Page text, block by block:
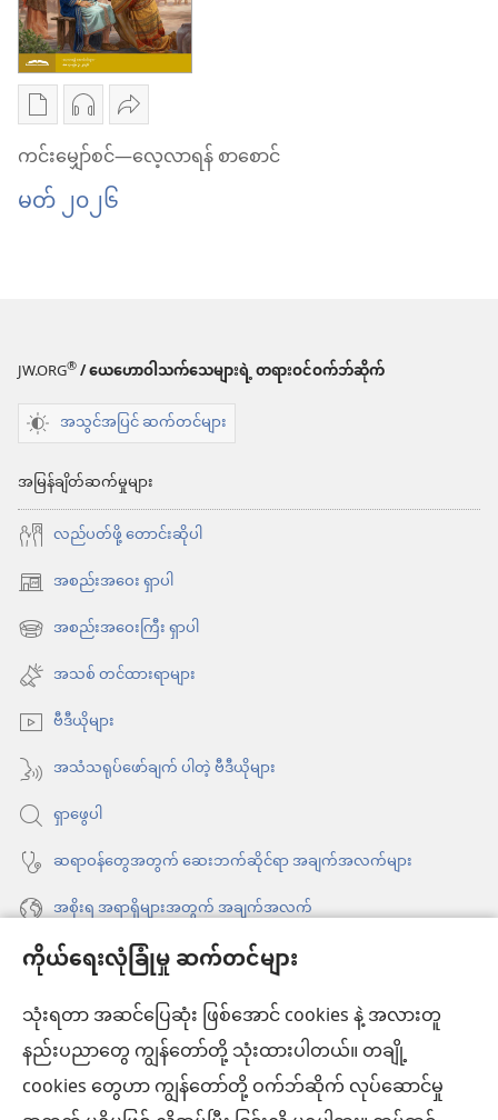
ကိုယ်ရေးလုံခြုံမှု ဆက်တင်များ
သုံးရတာ အဆင်ပြေဆုံး ဖြစ်အောင် cookies နဲ့ အလားတူ
နည်းပညာတွေ ကျွန်တော်တို့ သုံးထားပါတယ်။ တချို့
cookies တွေဟာ ကျွန်တော်တို့ ဝက်ဘ်ဆိုက် လုပ်ဆောင်မှု
မျှော်စင်
—
လေ့လာ
ရန်
စာစောင်
ဧပြီ ၂၀၂၆
ကင်း
မျှော်စင်
—
လေ့လာ
ရန်
စာစောင်
စာပေ
ကူး
ယူ
များ
ကင်း
မျှော်စင်
—
လေ့လာ
ရန်
စာစောင်
မတ် ၂၀၂၆
အသံ
ဖိုင်
ကူး
ယူ
စရာ
များ
ကင်း
မျှော်စင်
—
လေ့လာ
ရန်
စာစောင်
မတ် ၂၀၂၆
ဝေမျှ
ပါ
စာစောင်
မတ် ၂၀၂၆
ကင်းမျှော်စင်—လေ့လာရန် စာစောင်
မတ် ၂၀၂၆
JW.ORG®/ ယေဟောဝါသက်သေများရဲ့ တရားဝင်ဝက်ဘ်ဆိုက်
အသွင်အပြင် ဆက်တင်များ
အမြန်ချိတ်ဆက်မှုများ
လည်ပတ်ဖို့ တောင်းဆိုပါ
အစည်းအဝေး ရှာပါ
(window
အသစ်
င့်
နေ
ပါ
တယ်)
အစည်းအဝေးကြီး ရှာပါ
(window
အသစ်
င့်
နေ
ပါ
တယ်)
အသစ် တင်ထားရာများ
ဗီဒီယိုများ
အသံသရုပ်ဖော်ချက် ပါတဲ့ ဗီဒီယိုများ
ရှာဖွေပါ
ဆရာဝန်တွေအတွက် ဆေးဘက်ဆိုင်ရာ အချက်အလက်များ
အစိုးရ အရာရှိများအတွက် အချက်အလက်
အကူအညီ
အလှူငွေ
(window
အသစ်
ဖွ
ကင်းမျှော်စင် အွန်လိုင်းစာကြည့်တိုက်™
(window